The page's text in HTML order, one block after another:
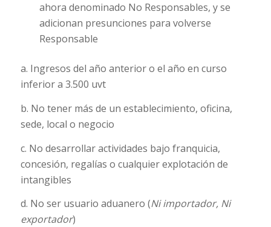
ahora denominado No Responsables, y se
adicionan presunciones para volverse
Responsable
a. Ingresos del año anterior o el año en curso
inferior a 3.500 uvt
b. No tener más de un establecimiento, oficina,
sede, local o negocio
c. No desarrollar actividades bajo franquicia,
concesión, regalías o cualquier explotación de
intangibles
d. No ser usuario aduanero (Ni importador, Ni
exportador)